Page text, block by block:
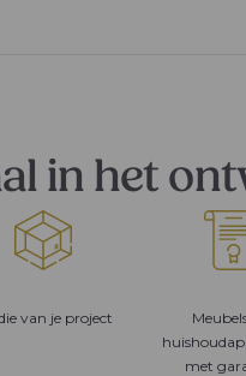
in het
van je project
met